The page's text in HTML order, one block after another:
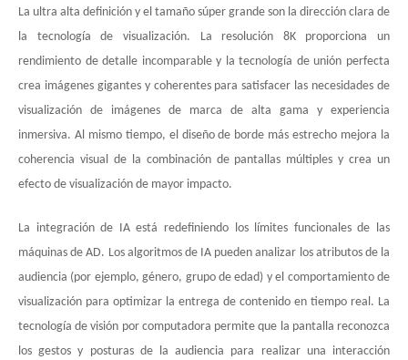
La ultra alta definición y el tamaño súper grande son la dirección clara de
la tecnología de visualización. La resolución 8K proporciona un
rendimiento de detalle incomparable y la tecnología de unión perfecta
crea imágenes gigantes y coherentes para satisfacer las necesidades de
visualización de imágenes de marca de alta gama y experiencia
inmersiva. Al mismo tiempo, el diseño de borde más estrecho mejora la
coherencia visual de la combinación de pantallas múltiples y crea un
efecto de visualización de mayor impacto.
La integración de IA está redefiniendo los límites funcionales de las
máquinas de AD. Los algoritmos de IA pueden analizar los atributos de la
audiencia (por ejemplo, género, grupo de edad) y el comportamiento de
visualización para optimizar la entrega de contenido en tiempo real. La
tecnología de visión por computadora permite que la pantalla reconozca
los gestos y posturas de la audiencia para realizar una interacción